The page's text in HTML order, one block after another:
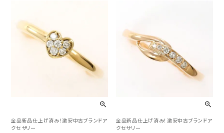
全品新品仕上げ済み！激安中古ブランドア
クセサリー
全品新品仕上げ済み！激安中古ブランドア
クセサリー